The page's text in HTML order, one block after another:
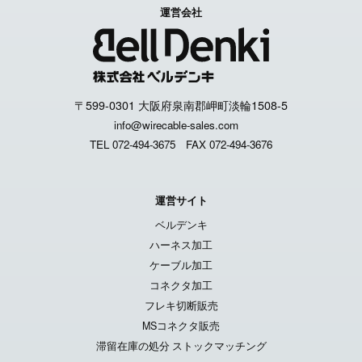
運営会社
〒599-0301 大阪府泉南郡岬町淡輪1508-5
info@wirecable-sales.com
TEL 072-494-3675 FAX 072-494-3676
運営サイト
ベルデンキ
ハーネス加工
ケーブル加工
コネクタ加工
フレキ切断販売
MSコネクタ販売
滞留在庫の処分 ストックマッチング